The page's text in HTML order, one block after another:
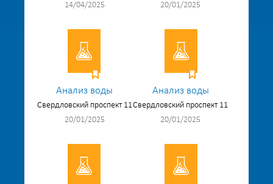
14/04/2025
20/01/2025
Анализ воды
Свердловский проспект 11
20/01/2025
Анализ воды
Свердловский проспект 11
20/01/2025